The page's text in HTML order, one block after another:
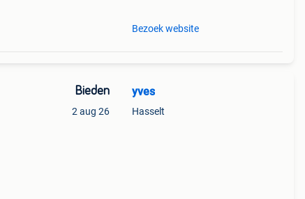
Bezoek website
Bieden
2 aug 26
yves
Hasselt